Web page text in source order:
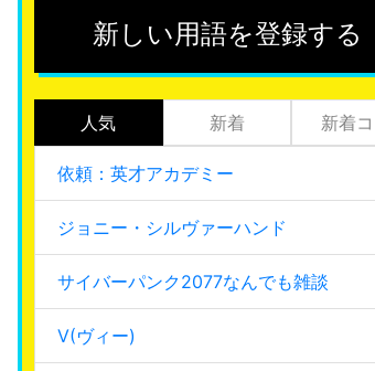
新しい用語を登録する
人気 新着 新着
依頼：英才アカデミー
ジョニー・シルヴァーハンド
サイバーパンク2077なんでも雑談
V(ヴィー)